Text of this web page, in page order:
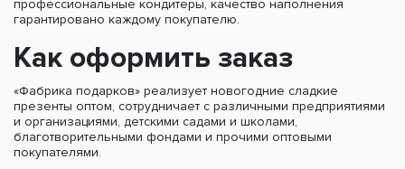
профессиональные кондитеры, качество наполнения
гарантировано каждому покупателю.
Как оформить заказ
«Фабрика подарков» реализует новогодние сладкие
презенты оптом, сотрудничает с различными предприятиями
и организациями, детскими садами и школами,
благотворительными фондами и прочими оптовыми
покупателями.